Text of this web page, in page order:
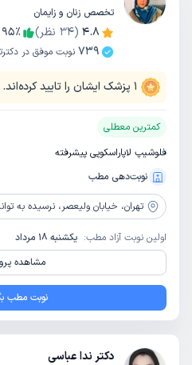
تخصص زنان و زایمان
4.8
(
34 نظر) 95٪
739 نوبت موفق در
1 پزشک ایشان را تایید کرده‌اند.
کمترین معطلی
فلوشیپ لاپاراسکوپی پیشرفته
نوبت‌دهی مطب
تهران، خیابان ولیعصر، نرسیده به توانیر، بن‌بست بخشندگان،
اولین نوبت آزاد مطب: یکشنبه 18 مرداد
مشاهده
نوبت مطب
دکتر ندا عباسی